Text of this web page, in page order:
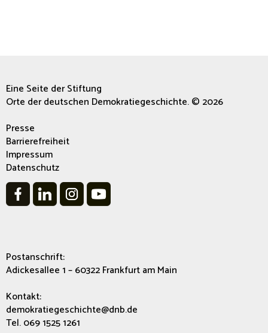
Eine Seite der Stiftung
Orte der deutschen Demokratiegeschichte. © 2026
Presse
Barrierefreiheit
Impressum
Datenschutz
Postanschrift:
Adickesallee 1 – 60322 Frankfurt am Main
Kontakt:
demokratiegeschichte@dnb.de
Tel. 069 1525 1261